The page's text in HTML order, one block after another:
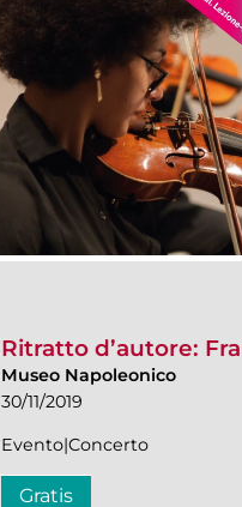
Ritratto d’autore:
Museo Napoleonico
30/11/2019
Evento|Concerto
Gratis